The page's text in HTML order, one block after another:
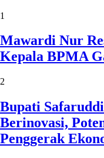
1
Mawardi Nur
Kepala BPMA
2
Bupati
Berinovasi,
Penggerak